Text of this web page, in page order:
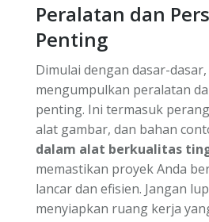
Peralatan dan
Penting
Dimulai dengan dasar-
mengumpulkan peralatan
penting. Ini termasuk
alat gambar, dan bahan
dalam alat berkualitas
memastikan proyek Anda
lancar dan efisien. Jangan
menyiapkan ruang kerja